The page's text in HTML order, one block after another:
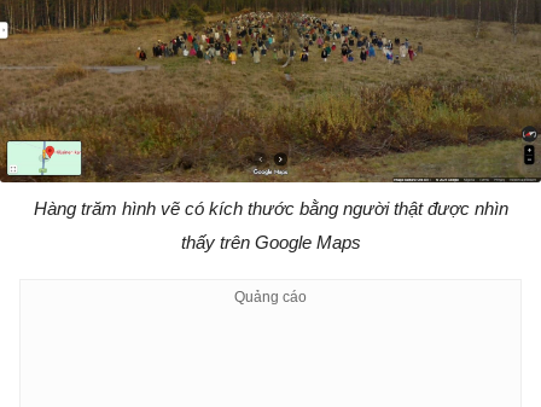
Hàng trăm hình vẽ có kích thước bằng người thật được nhìn
thấy trên Google Maps